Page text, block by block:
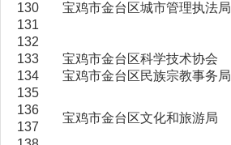
宝鸡市金台区城市管理执法局
130
131
132
133
宝鸡市金台区科学技术协会
134
宝鸡市金台区民族宗教事务局
135
宝鸡市金台区文化和旅游局
136
137